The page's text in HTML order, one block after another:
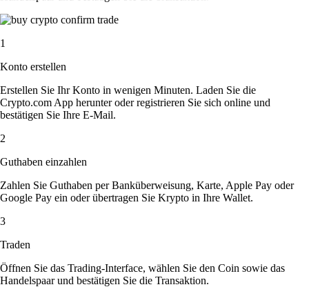
1
Konto erstellen
Erstellen Sie Ihr Konto in wenigen Minuten. Laden Sie die
Crypto.com App herunter oder registrieren Sie sich online und
bestätigen Sie Ihre E-Mail.
2
Guthaben einzahlen
Zahlen Sie Guthaben per Banküberweisung, Karte, Apple Pay oder
Google Pay ein oder übertragen Sie Krypto in Ihre Wallet.
3
Traden
Öffnen Sie das Trading-Interface, wählen Sie den Coin sowie das
Handelspaar und bestätigen Sie die Transaktion.